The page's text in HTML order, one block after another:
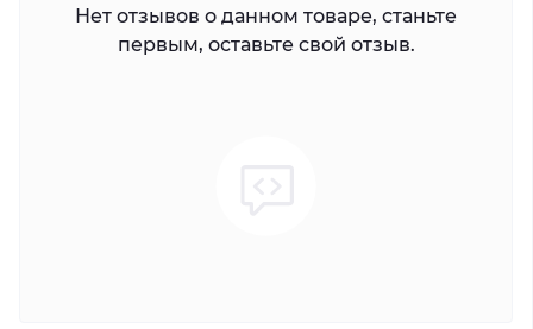
Нет отзывов о данном товаре, станьте
первым, оставьте свой отзыв.